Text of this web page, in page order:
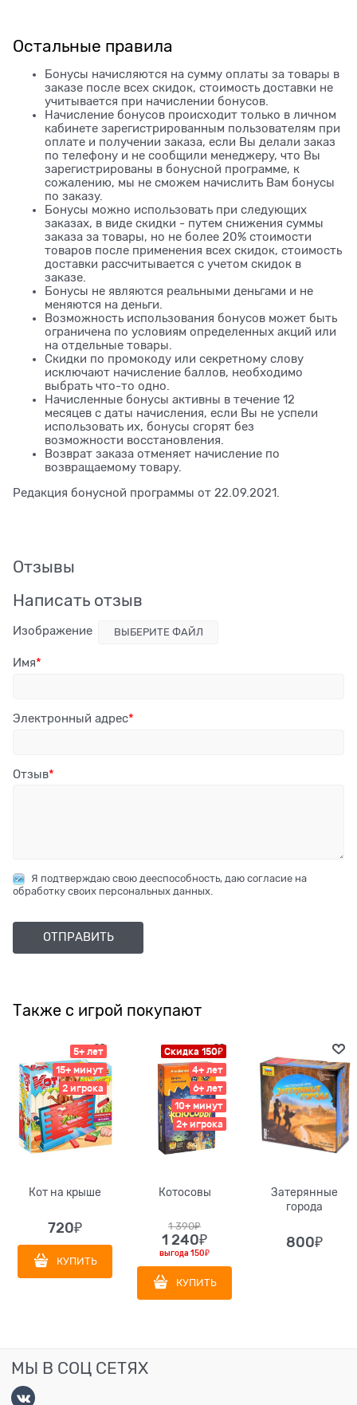
Остальные правила
Бонусы начисляются на сумму оплаты за товары в
заказе после всех скидок, стоимость доставки не
учитывается при начислении бонусов.
Начисление бонусов происходит только в личном
кабинете зарегистрированным пользователям при
оплате и получении заказа, если Вы делали заказ
по телефону и не сообщили менеджеру, что Вы
зарегистрированы в бонусной программе, к
сожалению, мы не сможем начислить Вам бонусы
по заказу.
Бонусы можно использовать при следующих
заказах, в виде скидки - путем снижения суммы
заказа за товары, но не более 20% стоимости
товаров после применения всех скидок, стоимость
доставки рассчитывается с учетом скидок в
заказе.
Бонусы не являются реальными деньгами и не
меняются на деньги.
Возможность использования бонусов может быть
ограничена по условиям определенных акций или
на отдельные товары.
Скидки по промокоду или секретному слову
исключают начисление баллов, необходимо
выбрать что-то одно.
Начисленные бонусы активны в течение 12
месяцев с даты начисления, если Вы не успели
использовать их, бонусы сгорят без
возможности восстановления.
Возврат заказа отменяет начисление по
возвращаемому товару.
Редакция бонусной программы от 22.09.2021.
Отзывы
Написать отзыв
Изображение ВЫБЕРИТЕ ФАЙЛ
Имя
Электронный адрес
Отзыв
Я подтверждаю свою дееспособность, даю согласие на
обработку своих персональных данных.
Также с игрой покупают
5+ лет
15+ минут
2 игрока
Кот на крыше
720₽
КУПИТЬ
Скидка 150₽
4+ лет
6+ лет
10+ минут
2+ игрока
Котосовы
1 390₽
1 240₽
выгода150₽
КУПИТЬ
Затерянные
города
800₽
МЫ В СОЦ СЕТЯХ